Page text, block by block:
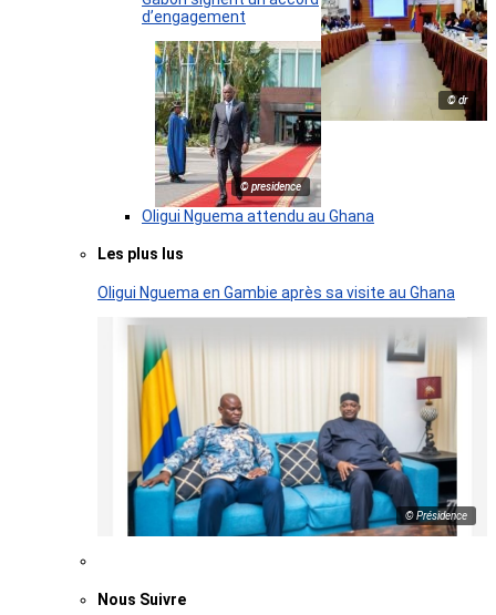
© dr
d’engagement
© presidence
Oligui Nguema attendu au Ghana
Les plus lus
Oligui Nguema en Gambie après sa visite au Ghana
© Présidence
Nous Suivre